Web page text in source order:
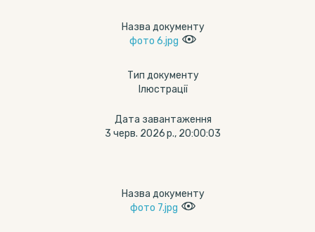
Назва документу
фото 6.jpg
Тип документу
Ілюстрації
Дата завантаження
3 черв. 2026 р., 20:00:03
Назва документу
фото 7.jpg